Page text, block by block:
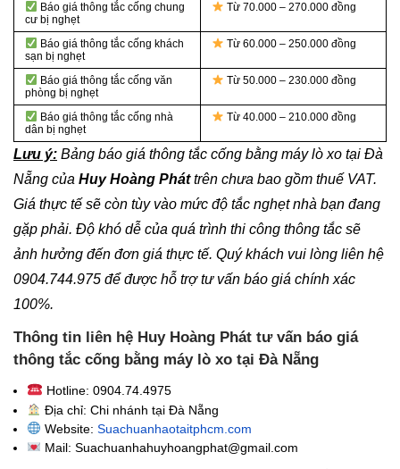
Báo giá thông tắc cống chung
cư bị nghẹt
Từ 70.000 – 270.000 đồng
Báo giá thông tắc cống khách
sạn bị nghẹt
Từ 60.000 – 250.000 đồng
Báo giá thông tắc cống văn
phòng bị nghẹt
Từ 50.000 – 230.000 đồng
Báo giá thông tắc cống nhà
dân bị nghẹt
Từ 40.000 – 210.000 đồng
Lưu ý: Bảng báo giá thông tắc cống bằng máy lò xo tại Đà
Nẵng của Huy Hoàng Pháttrên chưa bao gồm thuế VAT.
Giá thực tế sẽ còn tùy vào mức độ tắc nghẹt nhà bạn đang
gặp phải. Độ khó dễ của quá trình thi công thông tắc sẽ
ảnh hưởng đến đơn giá thực tế. Quý khách vui lòng liên hệ
0904.744.975 để được hỗ trợ tư vấn báo giá chính xác
100%.
Thông tin liên hệ Huy Hoàng Phát tư vấn báo giá
thông tắc cống bằng máy lò xo tại Đà Nẵng
Hotline: 0904.74.4975
Địa chỉ: Chi nhánh tại Đà Nẵng
Website: Suachuanhaotaitphcm.com
Mail: Suachuanhahuyhoangphat@gmail.com